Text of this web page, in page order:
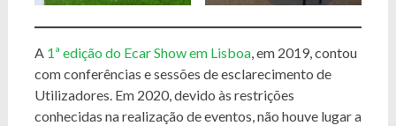
A 1ª edição do Ecar Show em Lisboa, em 2019, contou
com conferências e sessões de esclarecimento de
Utilizadores. Em 2020, devido às restrições
conhecidas na realização de eventos, não houve lugar a